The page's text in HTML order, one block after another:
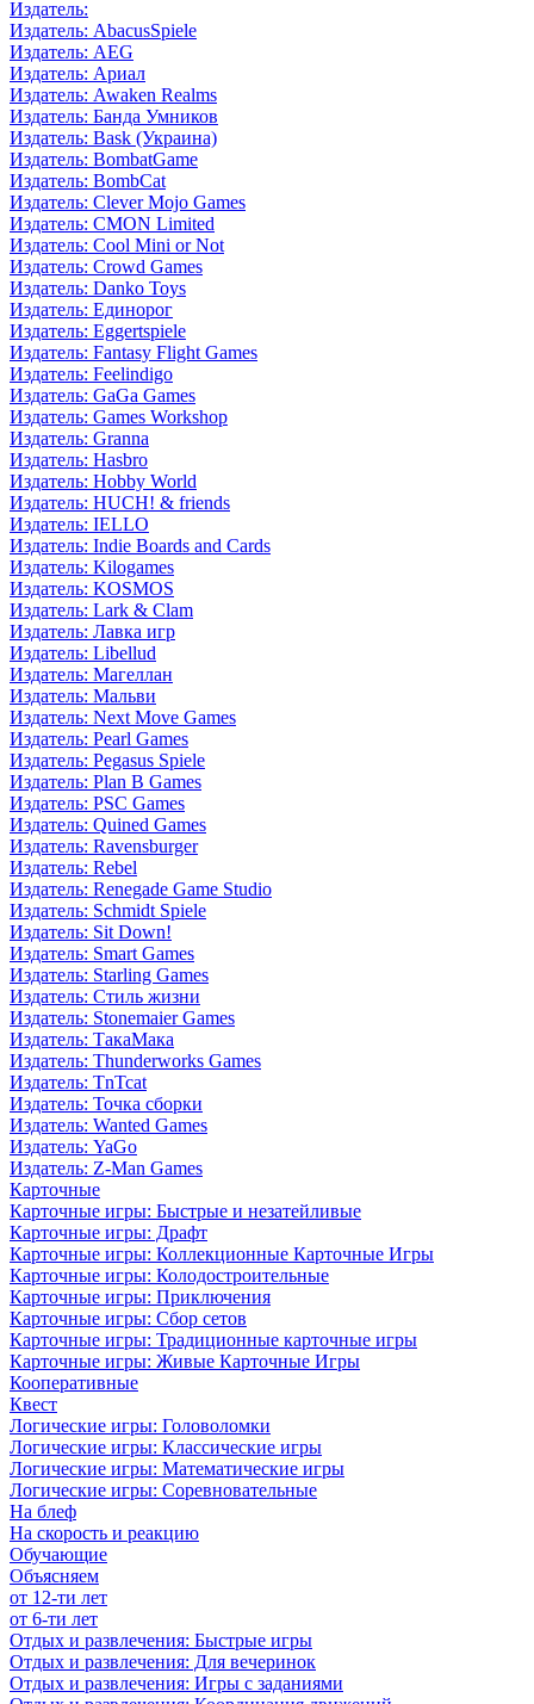
Издатель:
Издатель: AbacusSpiele
Издатель: AEG
Издатель: Ариал
Издатель: Awaken Realms
Издатель: Банда Умников
Издатель: Bask (Украина)
Издатель: BombatGame
Издатель: BombCat
Издатель: Clever Mojo Games
Издатель: CMON Limited
Издатель: Cool Mini or Not
Издатель: Crowd Games
Издатель: Danko Toys
Издатель: Единорог
Издатель: Eggertspiele
Издатель: Fantasy Flight Games
Издатель: Feelindigo
Издатель: GaGa Games
Издатель: Games Workshop
Издатель: Granna
Издатель: Hasbro
Издатель: Hobby World
Издатель: HUCH! & friends
Издатель: IELLO
Издатель: Indie Boards and Cards
Издатель: Kilogames
Издатель: KOSMOS
Издатель: Lark & Clam
Издатель: Лавка игр
Издатель: Libellud
Издатель: Магеллан
Издатель: Мальви
Издатель: Next Move Games
Издатель: Pearl Games
Издатель: Pegasus Spiele
Издатель: Plan B Games
Издатель: PSC Games
Издатель: Quined Games
Издатель: Ravensburger
Издатель: Rebel
Издатель: Renegade Game Studio
Издатель: Schmidt Spiele
Издатель: Sit Down!
Издатель: Smart Games
Издатель: Starling Games
Издатель: Стиль жизни
Издатель: Stonemaier Games
Издатель: ТакаМака
Издатель: Thunderworks Games
Издатель: TnTcat
Издатель: Точка сборки
Издатель: Wanted Games
Издатель: YaGo
Издатель: Z-Man Games
Карточные
Карточные игры: Быстрые и незатейливые
Карточные игры: Драфт
Карточные игры: Коллекционные Карточные Игры
Карточные игры: Колодостроительные
Карточные игры: Приключения
Карточные игры: Сбор сетов
Карточные игры: Традиционные карточные игры
Карточные игры: Живые Карточные Игры
Кооперативные
Квест
Логические игры: Головоломки
Логические игры: Классические игры
Логические игры: Математические игры
Логические игры: Соревновательные
На блеф
На скорость и реакцию
Обучающие
Объясняем
от 12-ти лет
от 6-ти лет
Отдых и развлечения: Быстрые игры
Отдых и развлечения: Для вечеринок
Отдых и развлечения: Игры с заданиями